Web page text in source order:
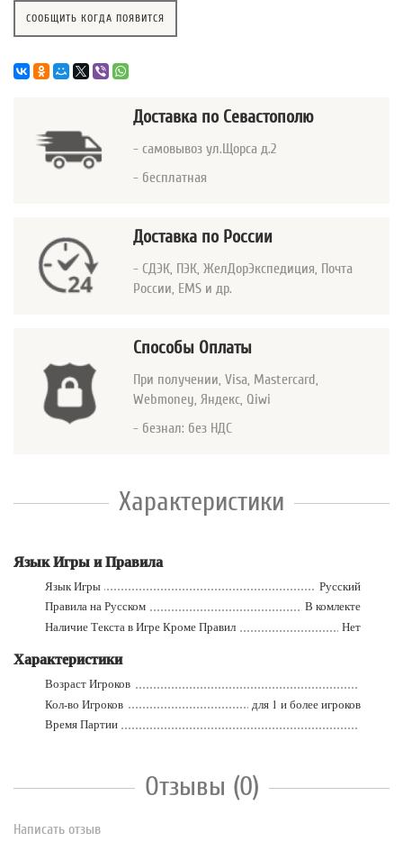
СООБЩИТЬ КОГДА ПОЯВИТСЯ
Доставка по Севастополю
- самовывоз ул.Щорса д.2
- бесплатная
Доставка по России
- СДЭК, ПЭК, ЖелДорЭкспедиция, Почта
России, EMS и др.
Способы Оплаты
При получении, Visa, Mastercard
Webmoney, Яндекс, Qiwi
- безнал: без НДС
Характеристики
Язык Игры и Правила
Язык Игры
Русский
Правила на Русском
В комлекте
Наличие Текста в Игре Кроме Правил
Нет
Характеристики
Возраст Игроков
Кол-во Игроков
для 1 и более игроков
Время Партии
Отзывы (0)
Написать отзыв